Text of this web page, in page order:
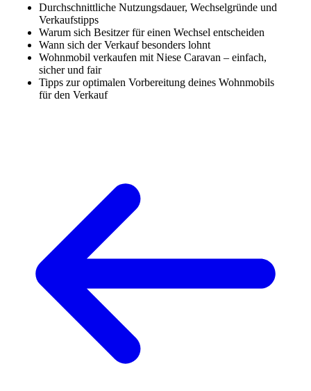
Durchschnittliche Nutzungsdauer, Wechselgründe und
Verkaufstipps
Warum sich Besitzer für einen Wechsel entscheiden
Wann sich der Verkauf besonders lohnt
Wohnmobil verkaufen mit Niese Caravan – einfach,
sicher und fair
Tipps zur optimalen Vorbereitung deines Wohnmobils
für den Verkauf